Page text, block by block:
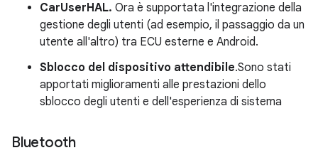
CarUserHAL. Ora è supportata l'integrazione della
gestione degli utenti (ad esempio, il passaggio da un
utente all'altro) tra ECU esterne e Android.
Sblocco del dispositivo attendibile.Sono stati
apportati miglioramenti alle prestazioni dello
sblocco degli utenti e dell'esperienza di sistema
Bluetooth